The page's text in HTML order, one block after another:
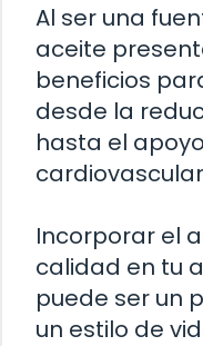
Al ser una
aceite
beneficios
desde la
hasta el
Incorporar el
calidad en tu
puede ser un
un estilo de